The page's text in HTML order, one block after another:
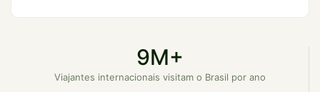
9M+
Viajantes internacionais visitam o Brasil por ano